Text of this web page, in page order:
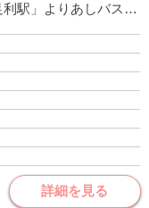
JR両毛線「足利駅」よりあしバスアッシー『入名草』行「足利女子高前」下車、徒歩1分
詳細を見る